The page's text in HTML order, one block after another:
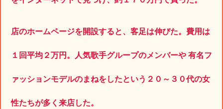
店のホームページを開設すると、客足は伸びた。費用は
１回平均２万円。人気歌手グループのメンバーや 有名フ
ァッションモデルのまねをしたという２０～３０代の女
性たちが多く来店した。